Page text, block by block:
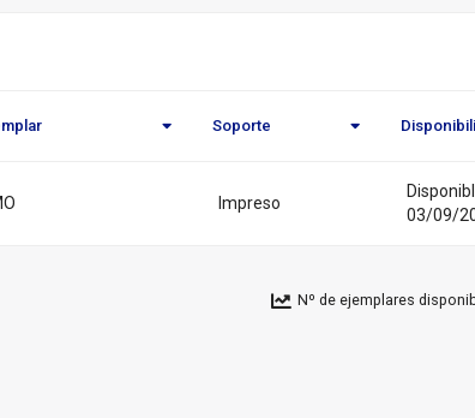
Soporte
Impreso
03/09/
Nº de ejemplares